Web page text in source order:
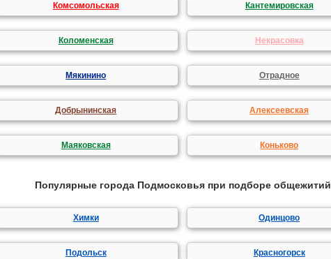
Комсомольская Кантемировская
Коломенская Некрасовка
Мякинино Отрадное
Добрынинская Алексеевская
Маяковская Коньково
Популярные города Подмосковья при подборе общежитий
Химки Одинцово
Подольск Красногорск